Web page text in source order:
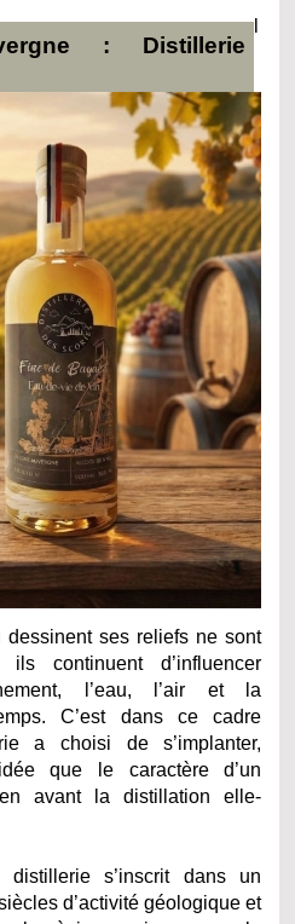
: Distillerie
ses reliefs ne sont
continuent d’influencer
l’eau, l’air et la
C’est dans ce cadre
a choisi de s’implanter,
que le caractère d’un
avant la distillation elle-
distillerie s’inscrit dans un
d’activité géologique et